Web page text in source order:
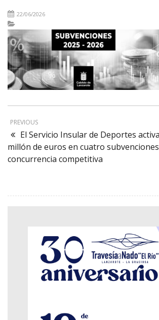
22/06/2026
PREVIOUS
El Servicio Insular de Deportes
millón de euros en cuatro
concurrencia competitiva